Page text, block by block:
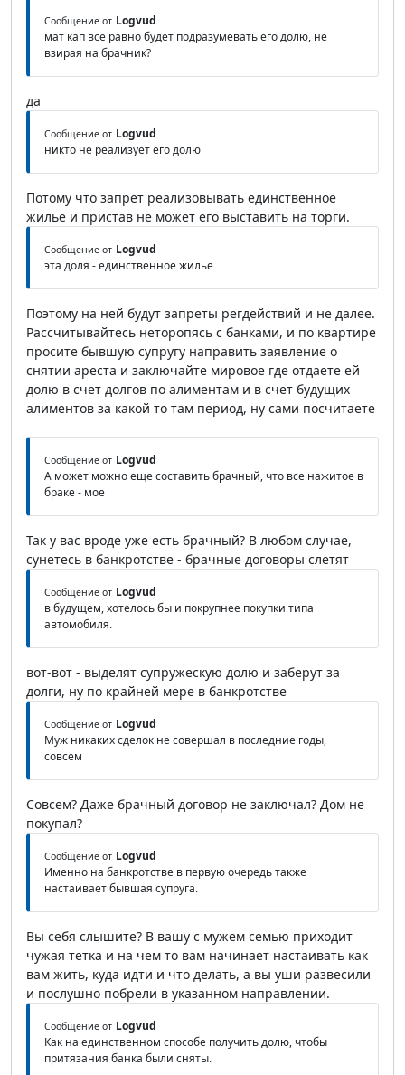
Сообщение от Logvud
мат кап все равно будет подразумевать его долю, не
взирая на брачник?
да
Сообщение от Logvud
никто не реализует его долю
Потому что запрет реализовывать единственное
жилье и пристав не может его выставить на торги.
Сообщение от Logvud
эта доля - единственное жилье
Поэтому на ней будут запреты регдействий и не далее.
Рассчитывайтесь неторопясь с банками, и по квартире
просите бывшую супругу направить заявление о
снятии ареста и заключайте мировое где отдаете ей
долю в счет долгов по алиментам и в счет будущих
алиментов за какой то там период, ну сами посчитаете
Сообщение от Logvud
А может можно еще составить брачный, что все нажитое в
браке - мое
Так у вас вроде уже есть брачный? В любом случае,
сунетесь в банкротстве - брачные договоры слетят
Сообщение от Logvud
в будущем, хотелось бы и покрупнее покупки типа
автомобиля.
вот-вот - выделят супружескую долю и заберут за
долги, ну по крайней мере в банкротстве
Сообщение от Logvud
Муж никаких сделок не совершал в последние годы,
совсем
Совсем? Даже брачный договор не заключал? Дом не
покупал?
Сообщение от Logvud
Именно на банкротстве в первую очередь также
настаивает бывшая супруга.
Вы себя слышите? В вашу с мужем семью приходит
чужая тетка и на чем то вам начинает настаивать как
вам жить, куда идти и что делать, а вы уши развесили
и послушно побрели в указанном направлении.
Сообщение от Logvud
Как на единственном способе получить долю, чтобы
притязания банка были сняты.